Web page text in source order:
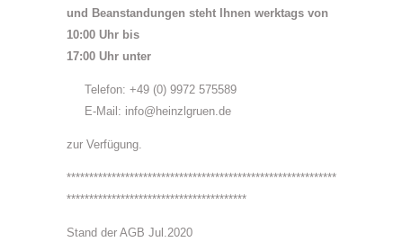
und Beanstandungen steht Ihnen werktags von
10:00 Uhr bis
17:00 Uhr unter
Telefon: +49 (0) 9972 575589
E-Mail: info@heinzlgruen.de
zur Verfügung.
************************************************************
****************************************
Stand der AGB Jul.2020